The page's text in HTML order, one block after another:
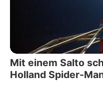
Mit einem Salto
Holland Spider-